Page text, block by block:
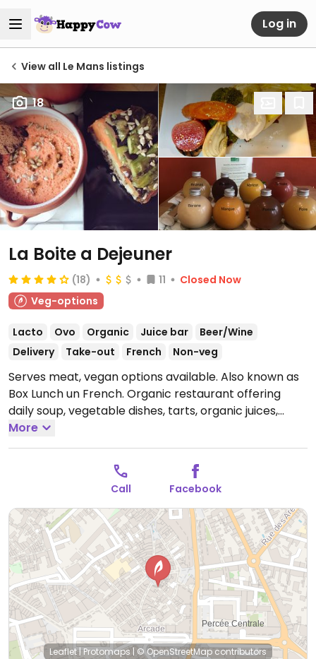
Log in
View all Le Mans listings
18
La Boite a Dejeuner
(18) 11
Closed Now
Veg-options
Lacto Ovo Organic Juice bar
Beer/Wine
Delivery
Take-out French Non-veg
Serves meat, vegan options available. Also known as
Box Lunch un French. Organic restaurant offering
daily soup, vegetable dishes, tarts, organic juices,
biodynamic wine. English spoken.
10:00-15:30, Wed 11:00-15:30, Thu-Sat 10:00-15:30, Sun
More
Call Facebook
Leaflet| Protomaps | © OpenStreetMapcontributors